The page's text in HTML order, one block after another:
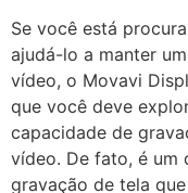
Se você está
ajudá-lo a manter
vídeo, o Movavi
que você deve
capacidade de
vídeo. De fato, é um
gravação de tela